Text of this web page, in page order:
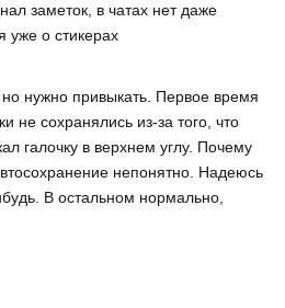
заметок, в чатах нет даже
уже о стикерах
нужно привыкать. Первое время
не сохранялись из-за того, что
галочку в верхнем углу. Почему
непонятно. Надеюсь
В остальном нормально,